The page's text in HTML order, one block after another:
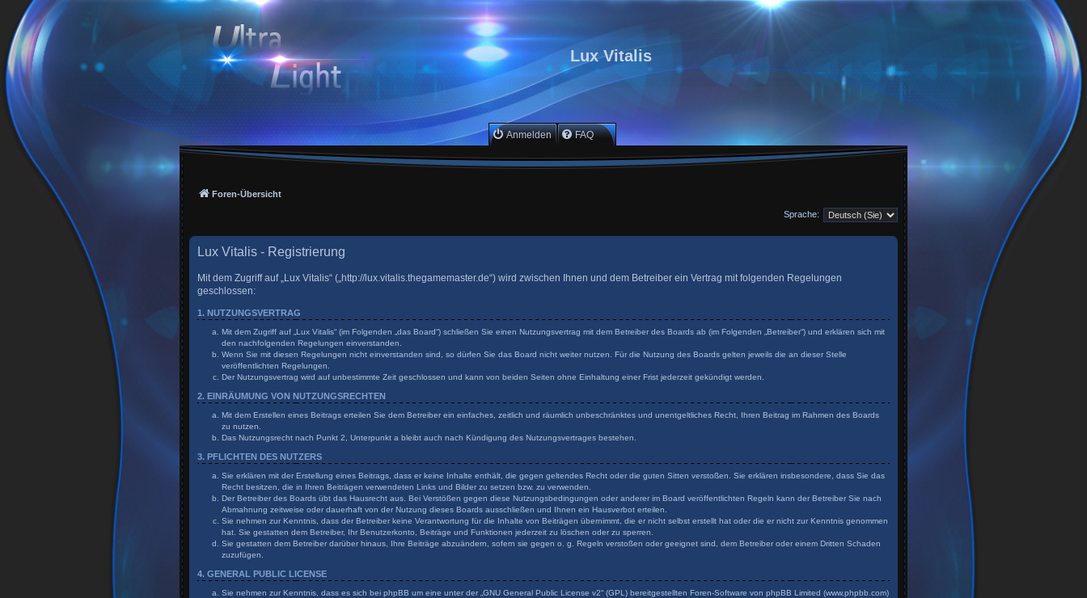
Lux Vitalis
Anmelden FAQ
Foren-Übersicht
Sprache:
Lux Vitalis - Registrierung
Mit dem Zugriff auf „Lux Vitalis“ („http://lux.vitalis.thegamemaster.de“) wird zwischen Ihnen und dem Betreiber ein Vertrag mit folgenden Regelungen
geschlossen:
1. NUTZUNGSVERTRAG
Mit dem Zugriff auf „Lux Vitalis“ (im Folgenden „das Board“) schließen Sie einen Nutzungsvertrag mit dem Betreiber des Boards ab (im Folgenden „Betreiber“) und erklären sich mit
den nachfolgenden Regelungen einverstanden.
Wenn Sie mit diesen Regelungen nicht einverstanden sind, so dürfen Sie das Board nicht weiter nutzen. Für die Nutzung des Boards gelten jeweils die an dieser Stelle
veröffentlichten Regelungen.
Der Nutzungsvertrag wird auf unbestimmte Zeit geschlossen und kann von beiden Seiten ohne Einhaltung einer Frist jederzeit gekündigt werden.
2. EINRÄUMUNG VON NUTZUNGSRECHTEN
Mit dem Erstellen eines Beitrags erteilen Sie dem Betreiber ein einfaches, zeitlich und räumlich unbeschränktes und unentgeltliches Recht, Ihren Beitrag im Rahmen des Boards
zu nutzen.
Das Nutzungsrecht nach Punkt 2, Unterpunkt a bleibt auch nach Kündigung des Nutzungsvertrages bestehen.
3. PFLICHTEN DES NUTZERS
Sie erklären mit der Erstellung eines Beitrags, dass er keine Inhalte enthält, die gegen geltendes Recht oder die guten Sitten verstoßen. Sie erklären insbesondere, dass Sie das
Recht besitzen, die in Ihren Beiträgen verwendeten Links und Bilder zu setzen bzw. zu verwenden.
Der Betreiber des Boards übt das Hausrecht aus. Bei Verstößen gegen diese Nutzungsbedingungen oder anderer im Board veröffentlichten Regeln kann der Betreiber Sie nach
Abmahnung zeitweise oder dauerhaft von der Nutzung dieses Boards ausschließen und Ihnen ein Hausverbot erteilen.
Sie nehmen zur Kenntnis, dass der Betreiber keine Verantwortung für die Inhalte von Beiträgen übernimmt, die er nicht selbst erstellt hat oder die er nicht zur Kenntnis genommen
hat. Sie gestatten dem Betreiber, Ihr Benutzerkonto, Beiträge und Funktionen jederzeit zu löschen oder zu sperren.
Sie gestatten dem Betreiber darüber hinaus, Ihre Beiträge abzuändern, sofern sie gegen o. g. Regeln verstoßen oder geeignet sind, dem Betreiber oder einem Dritten Schaden
zuzufügen.
4. GENERAL PUBLIC LICENSE
Sie nehmen zur Kenntnis, dass es sich bei phpBB um eine unter der „ GNU General Public License v2“ (GPL) bereitgestellten Foren-Software von phpBB Limited (www.phpbb.com)